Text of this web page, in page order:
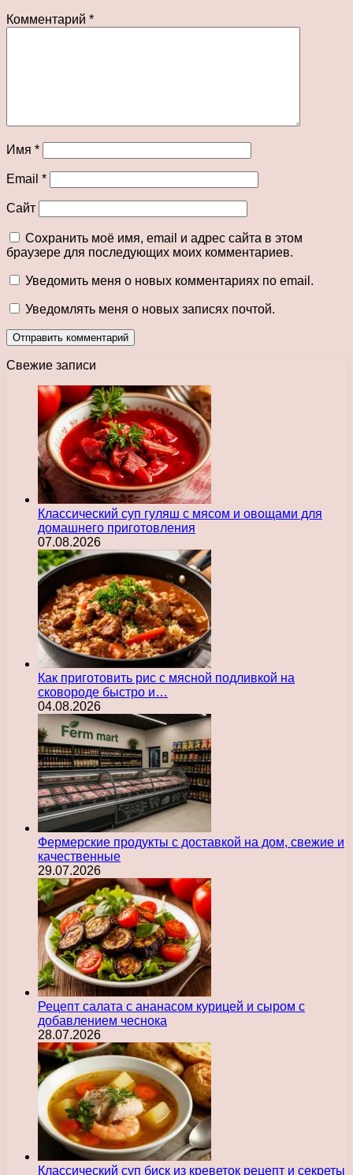
Комментарий *
Имя *
Email *
Сайт
Сохранить моё имя, email и адрес сайта в этом
браузере для последующих моих комментариев.
Уведомить меня о новых комментариях по email.
Уведомлять меня о новых записях почтой.
Свежие записи
Классический суп гуляш с мясом и овощами для
домашнего приготовления
07.08.2026
Как приготовить рис с мясной подливкой на
сковороде быстро и…
04.08.2026
Фермерские продукты с доставкой на дом, свежие и
качественные
29.07.2026
Рецепт салата с ананасом курицей и сыром с
добавлением чеснока
28.07.2026
Классический суп биск из креветок рецепт и секреты